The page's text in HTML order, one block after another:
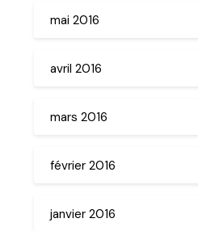
mai 2016
avril 2016
mars 2016
février 2016
janvier 2016